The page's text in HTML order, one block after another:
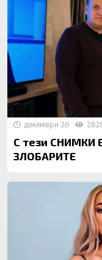
С тези СНИМКИ
ЗЛОБАРИТЕ
декември 26